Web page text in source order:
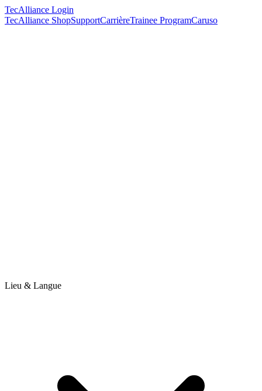
TecAlliance Login
TecAlliance ShopSupportCarrièreTrainee ProgramCaruso
Lieu & Langue